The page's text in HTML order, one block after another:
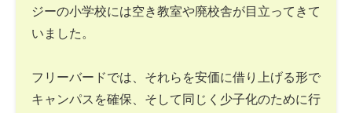
ジーの小学校には空き教室や廃校舎が目立ってきて
いました。
フリーバードでは、それらを安価に借り上げる形で
キャンパスを確保、そして同じく少子化のために行